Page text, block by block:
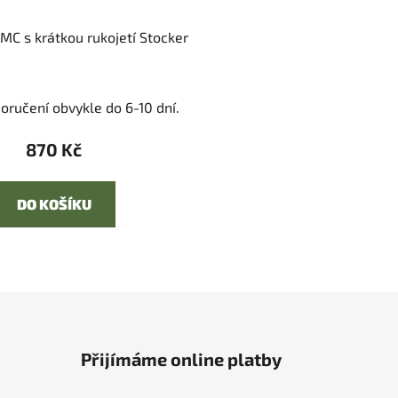
s krátkou rukojetí Stocker
obvykle do 6-10 dní.
870 Kč
DO KOŠÍKU
Přijímáme online platby